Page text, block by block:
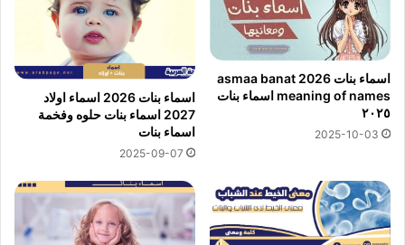
اسماء بنات 2026 asmaa banat
meaning of names اسماء بنات
٢٠٢٥
2025-10-03
اسماء بنات 2026 اسماء اولاد
2027 اسماء بنات حلوه وفخمة
اسماء بنات
2025-09-07